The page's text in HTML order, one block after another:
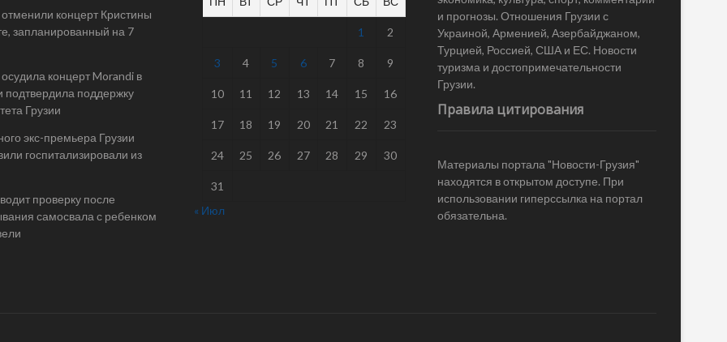
концерт Кристины
запланированный на 7
концерт Morandi в
подтвердила поддержку
Грузии
экс-премьера Грузии
госпитализировали из
проверку после
самосвала с ребенком
1 2
3 4 5 6 7 8 9
10 11 12 13 14 15 16
17 18 19 20 21 22 23
24 25 26 27 28 29 30
31
« Июл
и прогнозы. Отношения Грузии с
Украиной, Арменией, Азербайджаном,
Турцией, Россией, США и ЕС. Новости
туризма и достопримечательности
Грузии.
Правила цитирования
Материалы портала "Новости-Грузия"
находятся в открытом доступе. При
использовании гиперссылка на портал
обязательна.